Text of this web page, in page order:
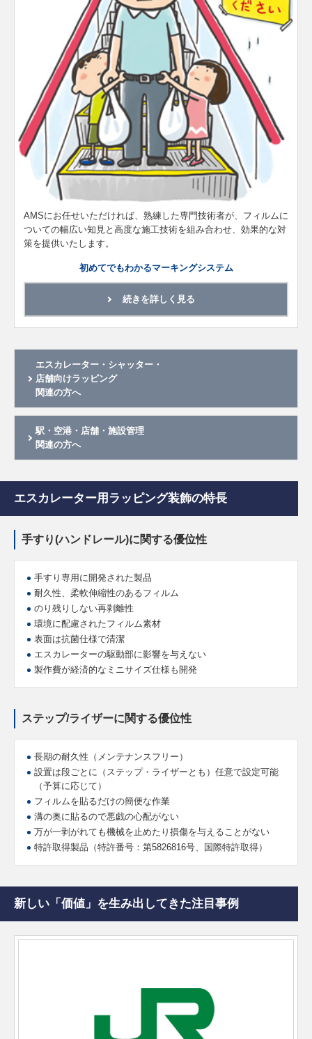
AMSにお任せいただければ、熟練した専門技術者が、フィルムに
ついての幅広い知見と高度な施工技術を組み合わせ、効果的な対
策を提供いたします。
初めてでもわかるマーキングシステム
続きを詳しく見る
エスカレーター・シャッター・
店舗向けラッピング
関連の方へ
駅・空港・店舗・施設管理
関連の方へ
エスカレーター用ラッピング装飾の特長
手すり(ハンドレール)に関する優位性
手すり専用に開発された製品
耐久性、柔軟伸縮性のあるフィルム
のり残りしない再剥離性
環境に配慮されたフィルム素材
表面は抗菌仕様で清潔
エスカレーターの駆動部に影響を与えない
製作費が経済的なミニサイズ仕様も開発
ステップ/ライザーに関する優位性
長期の耐久性（メンテナンスフリー）
設置は段ごとに（ステップ・ライザーとも）任意で設定可能
（予算に応じて）
フィルムを貼るだけの簡便な作業
溝の奥に貼るので悪戯の心配がない
万が一剥がれても機械を止めたり損傷を与えることがない
特許取得製品（特許番号：第5826816号、国際特許取得）
新しい「価値」を生み出してきた注目事例